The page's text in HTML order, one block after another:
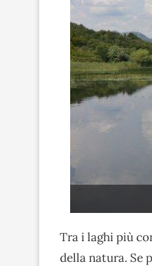
Tra i laghi più
della natura. Se